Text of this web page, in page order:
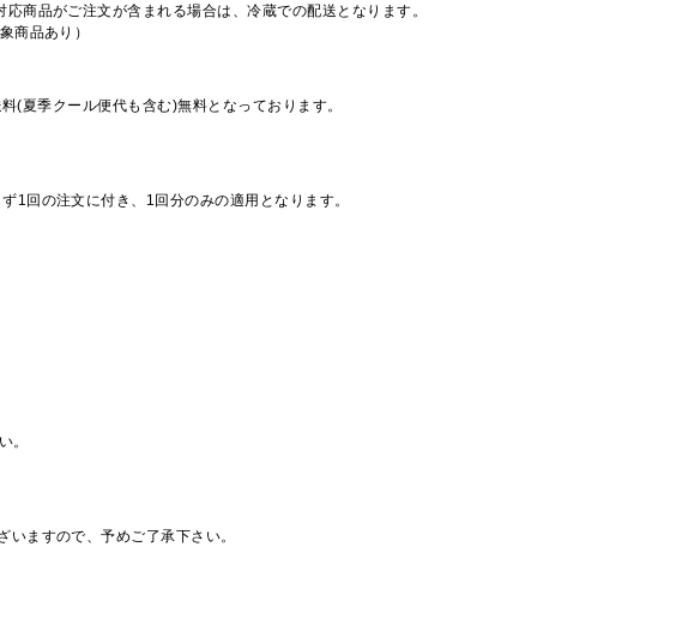
品がご注文が含まれる場合は、冷蔵での配送となります。
商品あり）
(夏季クール便代も含む)無料となっております。
1回の注文に付き、1回分のみの適用となります。
。
ますので、予めご了承下さい。